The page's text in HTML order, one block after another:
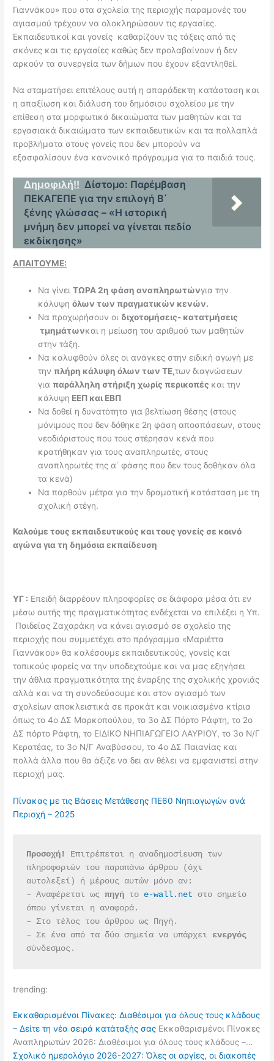
Γιαννάκου» που στα σχολεία της περιοχής παραμονές του
αγιασμού τρέχουν να ολοκληρώσουν τις εργασίες.
Εκπαιδευτικοί και γονείς καθαρίζουν τις τάξεις από τις
σκόνες και τις εργασίες καθώς δεν προλαβαίνουν ή δεν
αρκούν τα συνεργεία των δήμων που έχουν εξαντληθεί.
Να σταματήσει επιτέλους αυτή η απαράδεκτη κατάσταση και
η απαξίωση και διάλυση του δημόσιου σχολείου με την
επίθεση στα μορφωτικά δικαιώματα των μαθητών και τα
εργασιακά δικαιώματα των εκπαιδευτικών και τα πολλαπλά
προβλήματα στους γονείς που δεν μπορούν να
εξασφαλίσουν ένα κανονικό πρόγραμμα για τα παιδιά τους.
Δημοφιλή!! Δίστομο: Παρέμβαση
ΠΕΚΑΓΕΠΕ για την επιλογή Β΄
ξένης γλώσσας – «Η ιστορική
μνήμη δεν μπορεί να γίνεται πεδίο
εκδίκησης»
ΑΠΑΙΤΟΥΜΕ:
Να γίνειΤΩΡΑ 2η φάση αναπληρωτώνγια την
κάλυψηόλων των πραγματικών κενών.
Να προχωρήσουν οι διχοτομήσεις- κατατμήσεις
τμημάτωνκαι η μείωση του αριθμού των μαθητών
στην τάξη.
Να καλυφθούν όλες οι ανάγκες στην ειδική αγωγή με
την πλήρη κάλυψη όλων των ΤΕ,των διαγνώσεων
για παράλληλη στήριξη χωρίς περικοπές και την
κάλυψη ΕΕΠ και ΕΒΠ
Να δοθεί η δυνατότητα για βελτίωση θέσης (στους
μόνιμους που δεν δόθηκε 2η φάση αποσπάσεων, στους
νεοδιόριστους που τους στέρησαν κενά που
κρατήθηκαν για τους αναπληρωτές, στους
αναπληρωτές της α΄ φάσης που δεν τους δοθήκαν όλα
τα κενά)
Να παρθούν μέτρα για την δραματική κατάσταση με τη
σχολική στέγη.
Καλούμε τους εκπαιδευτικούς και τους γονείς σε κοινό
αγώνα για τη δημόσια εκπαίδευση
ΥΓ : Επειδή διαρρέουν πληροφορίες σε διάφορα μέσα ότι εν
μέσω αυτής της πραγματικότητας ενδέχεται να επιλέξει η Υπ.
Παιδείας Ζαχαράκη να κάνει αγιασμό σε σχολείο της
περιοχής που συμμετέχει στο πρόγραμμα «Μαριέττα
Γιαννάκου» θα καλέσουμε εκπαιδευτικούς, γονείς και
τοπικούς φορείς να την υποδεχτούμε και να μας εξηγήσει
την άθλια πραγματικότητα της έναρξης της σχολικής χρονιάς
αλλά και να τη συνοδεύσουμε και στον αγιασμό των
σχολείων αποκλειστικά σε προκάτ και νοικιασμένα κτίρια
όπως το 4ο ΔΣ Μαρκοπούλου, το 3ο ΔΣ Πόρτο Ράφτη, το 2ο
ΔΣ πόρτο Ράφτη, το ΕΙΔΙΚΟ ΝΗΠΙΑΓΩΓΕΙΟ ΛΑΥΡΙΟΥ, το 3ο Ν/Γ
Κερατέας, το 3ο Ν/Γ Αναβύσσου, το 4ο ΔΣ Παιανίας και
πολλά άλλα που θα άξιζε να δει αν θέλει να εμφανιστεί στην
περιοχή μας.
Πίνακας με τις Βάσεις Μετάθεσης ΠΕ60 Νηπιαγωγών ανά
Περιοχή – 2025
Προσοχή!
Επιτρέπεται η αναδημοσίευση των
πληροφοριών του παραπάνω άρθρου (όχι
αυτολεξεί) ή μέρους αυτών μόνο αν:
– Αναφέρεται ως πηγή το e-wall.net στο σημείο
όπου γίνεται η αναφορά.
– Στο τέλος του άρθρου ως Πηγή.
– Σε ένα από τα δύο σημεία να υπάρχει
σύνδεσμος.
trending:
Εκκαθαρισμένοι Πίνακες: Διαθέσιμοι για όλους τους κλάδους
– Δείτε τη νέα σειρά κατάταξής σας Εκκαθαρισμένοι Πίνακες
Αναπληρωτών 2026: Διαθέσιμοι για όλους τους κλάδους –…
Σχολικό ημερολόγιο 2026-2027: Όλες οι αργίες, οι διακοπές